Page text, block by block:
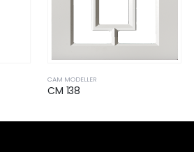
CAM MODELLER
CM 138